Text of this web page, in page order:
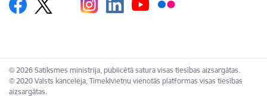
© 2026 Satiksmes ministrija, publicētā satura visas tiesības aizsargātas.
© 2020 Valsts kanceleja, Tīmekļvietņu vienotās platformas visas tiesības
aizsargātas.